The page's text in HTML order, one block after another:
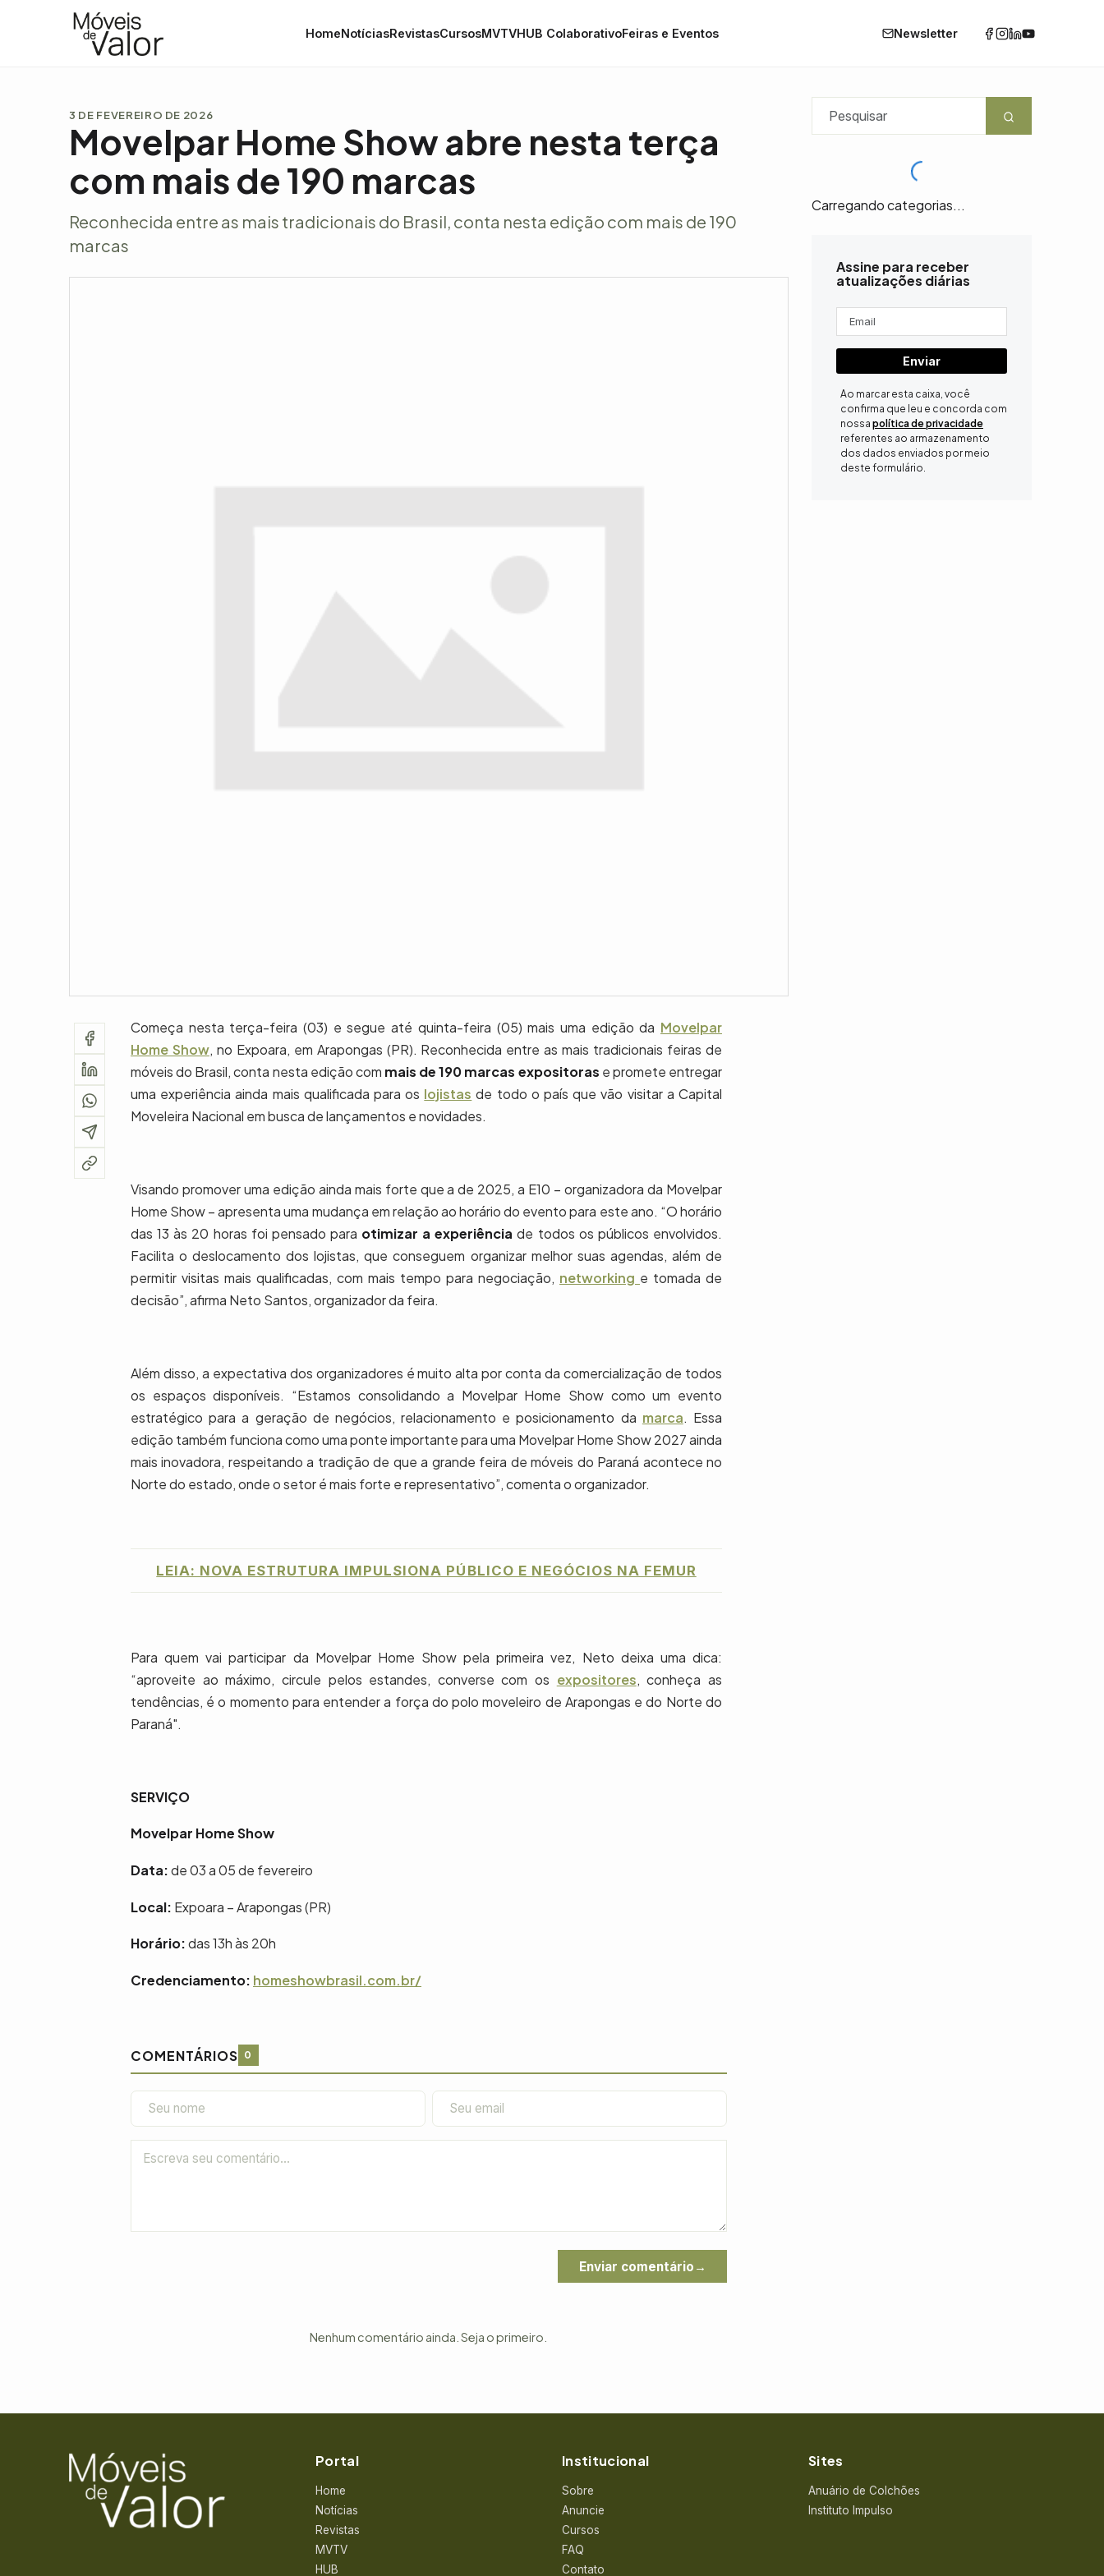
HomeNotíciasRevistasCursosMVTVHUB ColaborativoFeiras e Eventos Newsletter
3 DE FEVEREIRO DE 2026
Movelpar Home Show abre nesta terça
com mais de 190 marcas
Reconhecida entre as mais tradicionais do Brasil, conta nesta edição com mais de 190
marcas
Começa nesta terça-feira (03) e segue até quinta-feira (05) mais uma edição da Movelpar
Home Show, no Expoara, em Arapongas (PR). Reconhecida entre as mais tradicionais feiras de
móveis do Brasil, conta nesta edição com mais de 190 marcas expositoras e promete entregar
uma experiência ainda mais qualificada para os lojistas de todo o país que vão visitar a Capital
Moveleira Nacional em busca de lançamentos e novidades.
Visando promover uma edição ainda mais forte que a de 2025, a E10 – organizadora da Movelpar
Home Show – apresenta uma mudança em relação ao horário do evento para este ano. “O horário
das 13 às 20 horas foi pensado para otimizar a experiência de todos os públicos envolvidos.
Facilita o deslocamento dos lojistas, que conseguem organizar melhor suas agendas, além de
permitir visitas mais qualificadas, com mais tempo para negociação, networking e tomada de
decisão”, afirma Neto Santos, organizador da feira.
Além disso, a expectativa dos organizadores é muito alta por conta da comercialização de todos
os espaços disponíveis. “Estamos consolidando a Movelpar Home Show como um evento
estratégico para a geração de negócios, relacionamento e posicionamento da marca. Essa
edição também funciona como uma ponte importante para uma Movelpar Home Show 2027 ainda
mais inovadora, respeitando a tradição de que a grande feira de móveis do Paraná acontece no
Norte do estado, onde o setor é mais forte e representativo”, comenta o organizador.
LEIA: NOVA ESTRUTURA IMPULSIONA PÚBLICO E NEGÓCIOS NA FEMUR
Para quem vai participar da Movelpar Home Show pela primeira vez, Neto deixa uma dica:
“aproveite ao máximo, circule pelos estandes, converse com os expositores, conheça as
tendências, é o momento para entender a força do polo moveleiro de Arapongas e do Norte do
Paraná".
SERVIÇO
Movelpar Home Show
Data:de 03 a 05 de fevereiro
Local: Expoara – Arapongas (PR)
Horário:das 13h às 20h
Credenciamento: homeshowbrasil.com.br/
COMENTÁRIOS 0
Enviar comentário
Nenhum comentário ainda. Seja o primeiro.
Carregando categorias...
Assine para receber
atualizações diárias
Enviar
Ao marcar esta caixa, você
confirma que leu e concorda com
nossa política de privacidade
referentes ao armazenamento
dos dados enviados por meio
deste formulário.
Portal
Home
Notícias
Revistas
MVTV
HUB
Institucional
Sobre
Anuncie
Cursos
FAQ
Contato
Sites
Anuário de Colchões
Instituto Impulso